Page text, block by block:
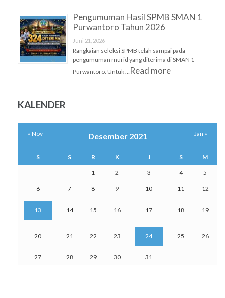
Pengumuman Hasil SPMB SMAN 1
Purwantoro Tahun 2026
Juni 21, 2026
Rangkaian seleksi SPMB telah sampai pada
pengumuman murid yang diterima di SMAN 1
Purwantoro. Untuk …
Read more
KALENDER
Desember 2021
S S R K J S M
1 2 3 4 5
6 7 8 9 10 11 12
13 14 15 16 17 18 19
20 21 22 23 24 25 26
27 28 29 30 31
« Nov Jan »